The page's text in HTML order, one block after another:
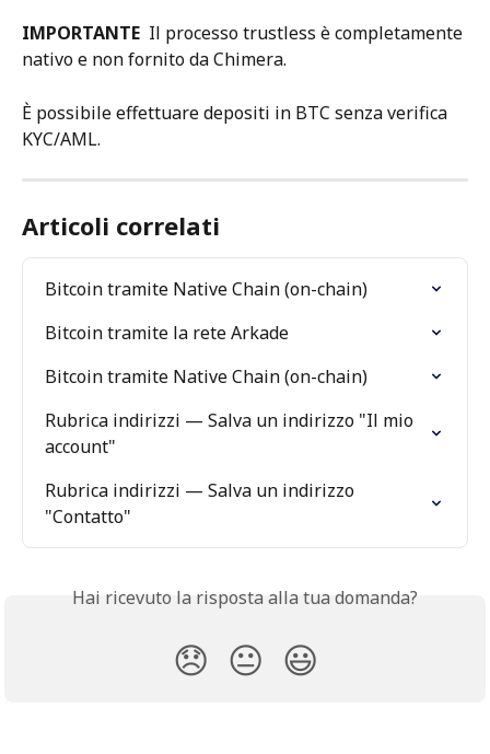
IMPORTANTE Il processo trustless è completamente
nativo e non fornito da Chimera.
È possibile effettuare depositi in BTC senza verifica
KYC/AML.
Articoli correlati
Bitcoin tramite Native Chain (on-chain)
Bitcoin tramite la rete Arkade
Bitcoin tramite Native Chain (on-chain)
Rubrica indirizzi — Salva un indirizzo "Il mio
account"
Rubrica indirizzi — Salva un indirizzo
"Contatto"
Hai ricevuto la risposta alla tua domanda?
😞 😐 😃